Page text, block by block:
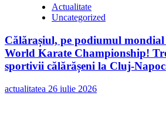
Actualitate
Uncategorized
Călărașiul, pe podiumul
World Karate Championship!
sportivii călărășeni la Cluj-
actualitatea 26 iulie 2026